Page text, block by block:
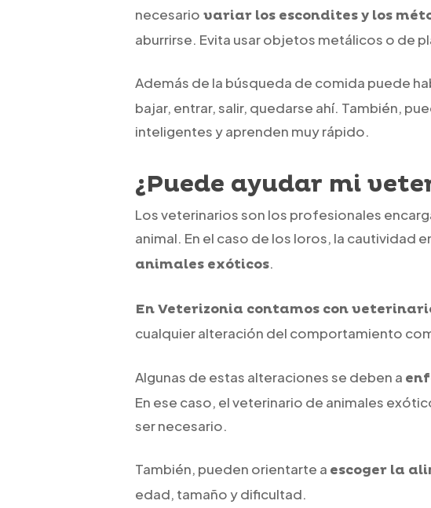
necesario variar los escondites y los
aburrirse. Evita usar objetos metálicos o de
Además de la búsqueda de comida puede
bajar, entrar, salir, quedarse ahí. También,
inteligentes y aprenden muy rápido.
¿Puede ayudar mi
Los veterinarios son los profesionales
animal. En el caso de los loros, la cautividad
animales exóticos.
En Veterizonia contamos con
cualquier alteración del comportamiento
Algunas de estas alteraciones se deben a
En ese caso, el veterinario de animales
ser necesario.
También, pueden orientarte a escoger la
edad, tamaño y dificultad.